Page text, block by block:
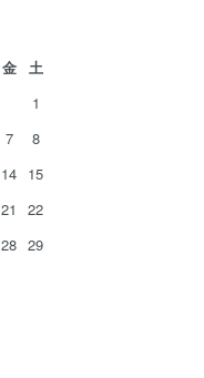
金
土
1
7
8
14 15
21
22
28 29